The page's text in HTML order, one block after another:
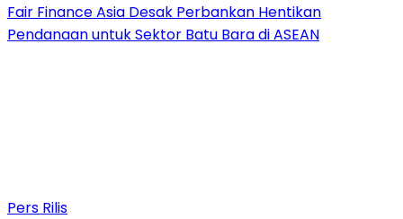
Fair Finance Asia Desak Perbankan Hentikan
Pendanaan untuk Sektor Batu Bara di ASEAN
Pers Rilis